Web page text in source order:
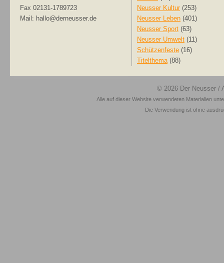
Fax 02131-1789723
Mail: hallo@derneusser.de
Neusser Kultur (253)
Neusser Leben (401)
Neusser Sport (63)
Neusser Umwelt (11)
Schützenfeste (16)
Titelthema(88)
© 2026 Der Neusser /
Alle auf dieser Website verwendeten Materialien
Die Verwendung ist ohne